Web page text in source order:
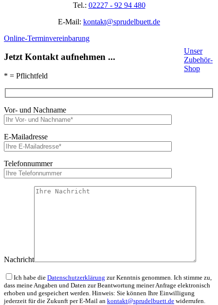
Unser
Zubehör-
Shop
Tel.: 02227 - 92 94 480
E-Mail: kontakt@sprudelbuett.de
Online-Terminvereinbarung
Jetzt Kontakt aufnehmen ...
* = Pflichtfeld
Vor- und Nachname
E-Mailadresse
Telefonnummer
Nachricht
Bitte lasse dieses Feld leer.
Ich habe die Datenschutzerklärung zur Kenntnis genommen. Ich stimme zu,
dass meine Angaben und Daten zur Beantwortung meiner Anfrage elektronisch
erhoben und gespeichert werden. Hinweis: Sie können Ihre Einwilligung
jederzeit für die Zukunft per E-Mail an kontakt@sprudelbuett.de widerrufen.